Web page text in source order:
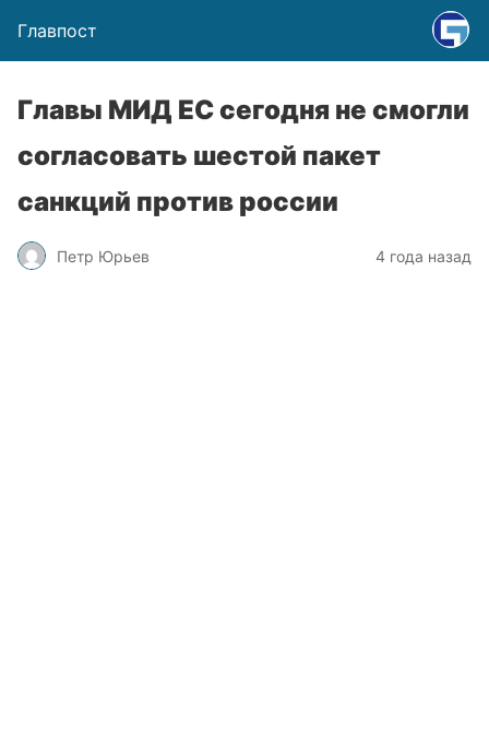
Главпост
Главы МИД ЕС сегодня не смогли
согласовать шестой пакет
санкций против россии
Петр Юрьев 4 года назад